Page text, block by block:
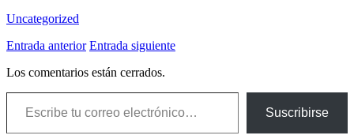
Uncategorized
Entrada anterior Entrada siguiente
Los comentarios están cerrados.
Escribe tu correo electrónico…
Suscribirse